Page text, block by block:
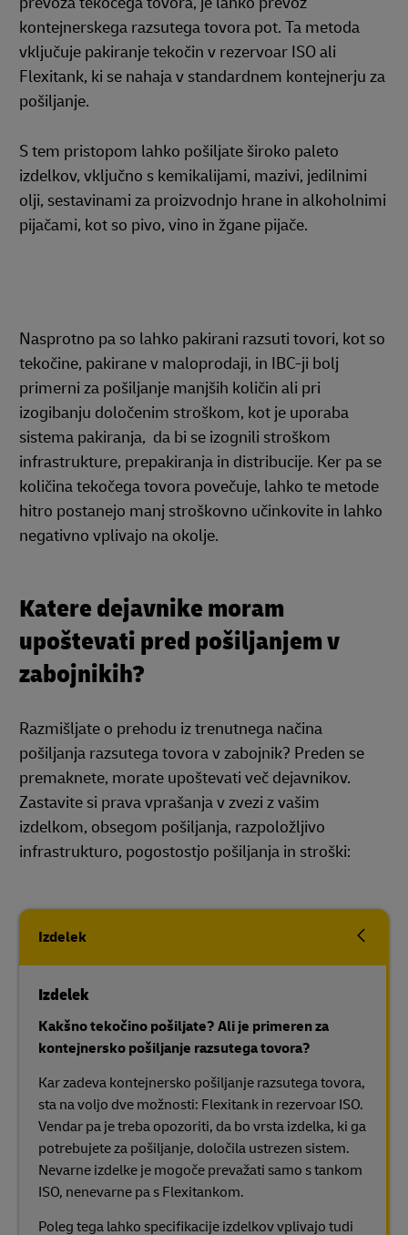
kontejnerskega razsutega tovora pot. Ta metoda
vključuje pakiranje tekočin v rezervoar ISO ali
Flexitank, ki se nahaja v standardnem kontejnerju za
pošiljanje.
S tem pristopom lahko pošiljate široko paleto
izdelkov, vključno s kemikalijami, mazivi, jedilnimi
olji, sestavinami za proizvodnjo hrane in alkoholnimi
pijačami, kot so pivo, vino in žgane pijače.
Nasprotno pa so lahko pakirani razsuti tovori, kot so
tekočine, pakirane v maloprodaji, in IBC-ji bolj
primerni za pošiljanje manjših količin ali pri
izogibanju določenim stroškom, kot je uporaba
sistema pakiranja, da bi se izognili stroškom
infrastrukture, prepakiranja in distribucije. Ker pa se
količina tekočega tovora povečuje, lahko te metode
hitro postanejo manj stroškovno učinkovite in lahko
negativno vplivajo na okolje.
Katere dejavnike moram
upoštevati pred pošiljanjem v
zabojnikih?
Razmišljate o prehodu iz trenutnega načina
pošiljanja razsutega tovora v zabojnik? Preden se
premaknete, morate upoštevati več dejavnikov.
Zastavite si prava vprašanja v zvezi z vašim
izdelkom, obsegom pošiljanja, razpoložljivo
infrastrukturo, pogostostjo pošiljanja in stroški:
Izdelek
Izdelek
Kakšno tekočino pošiljate? Ali je primeren za
kontejnersko pošiljanje razsutega tovora?
Kar zadeva kontejnersko pošiljanje razsutega tovora,
sta na voljo dve možnosti: Flexitank in rezervoar ISO.
Vendar pa je treba opozoriti, da bo vrsta izdelka, ki ga
potrebujete za pošiljanje, določila ustrezen sistem.
Nevarne izdelke je mogoče prevažati samo s tankom
ISO, nenevarne pa s Flexitankom.
Poleg tega lahko specifikacije izdelkov vplivajo tudi